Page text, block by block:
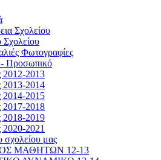
Σχολείου
Σχολείου
Φωτογραφίες
- Προσωπικό
2012-2013
2013-2014
2014-2015
2017-2018
2018-2019
2020-2021
σχολείου μας
ΜΑΘΗΤΩΝ 12-13